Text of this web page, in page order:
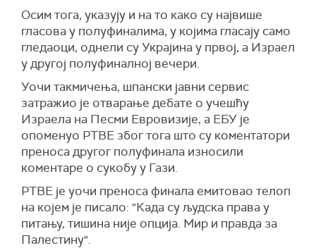
Осим тога, указују и на то како су највише
гласова у полуфиналима, у којима гласају само
гледаоци, однели су Украјина у првој, а Израел
у другој полуфиналној вечери.
Уочи такмичења, шпански јавни сервис
затражио је отварање дебате о учешћу
Израела на Песми Евровизије, а ЕБУ је
опоменуо РТВЕ због тога што су коментатори
преноса другог полуфинала износили
коментаре о сукобу у Гази.
РТВЕ је уочи преноса финала емитовао телоп
на којем је писало: "Када су људска права у
питању, тишина није опција. Мир и правда за
Палестину".